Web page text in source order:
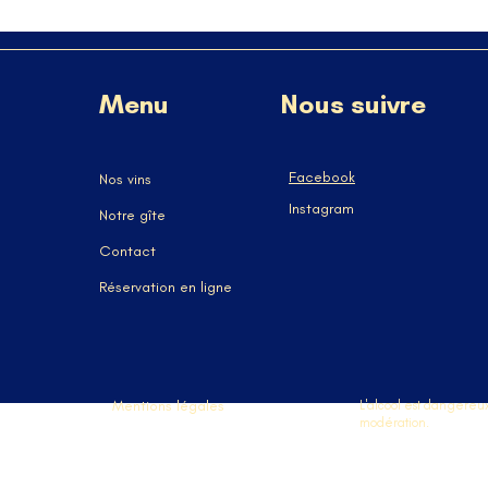
Menu Nous suivre
Nos vins
Notre gîte
Contact
Réservation en ligne
Facebook
Instagram
Mentions légales
L'alcool est
modération.